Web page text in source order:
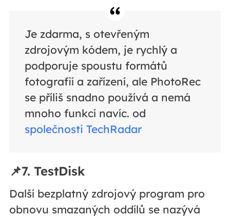
Je zdarma, s otevřeným
zdrojovým kódem, je rychlý a
podporuje spoustu formátů
fotografií a zařízení, ale PhotoRec
se příliš snadno používá a nemá
mnoho funkcí navíc. od
společnosti TechRadar
📌7. TestDisk
Další bezplatný zdrojový program pro
obnovu smazaných oddílů se nazývá